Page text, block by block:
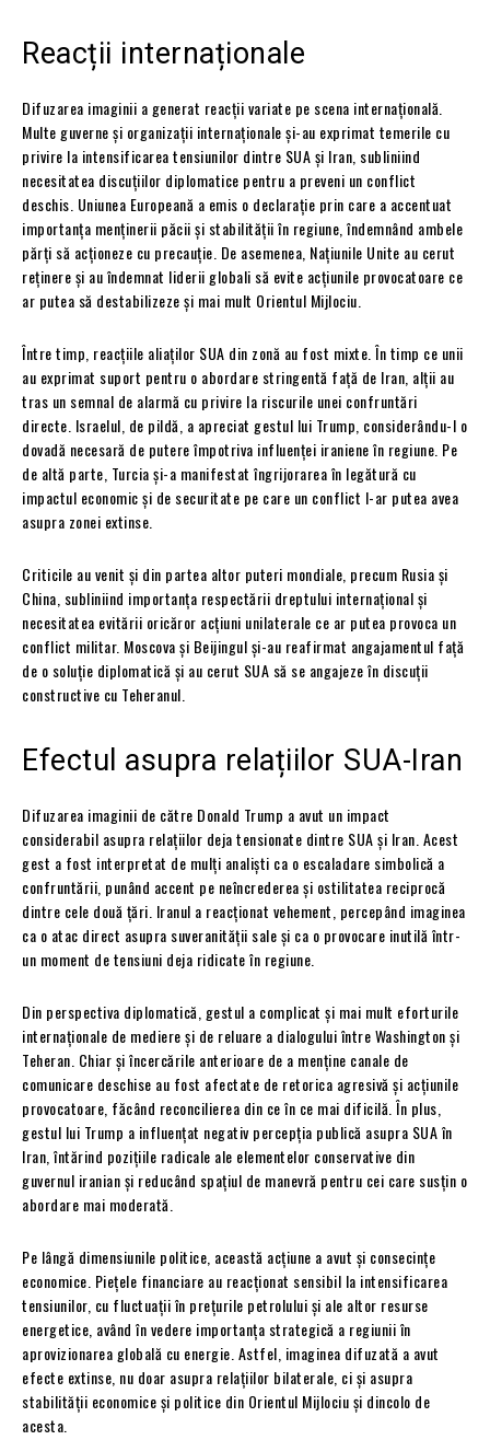
Reacții internaționale
Difuzarea imaginii a generat reacții variate pe scena internațională.
Multe guverne și organizații internaționale și-au exprimat temerile cu
privire la intensificarea tensiunilor dintre SUA și Iran, subliniind
necesitatea discuțiilor diplomatice pentru a preveni un conflict
deschis. Uniunea Europeană a emis o declarație prin care a accentuat
importanța menținerii păcii și stabilității în regiune, îndemnând ambele
părți să acționeze cu precauție. De asemenea, Națiunile Unite au cerut
reținere și au îndemnat liderii globali să evite acțiunile provocatoare ce
ar putea să destabilizeze și mai mult Orientul Mijlociu.
Între timp, reacțiile aliaților SUA din zonă au fost mixte. În timp ce unii
au exprimat suport pentru o abordare stringentă față de Iran, alții au
tras un semnal de alarmă cu privire la riscurile unei confruntări
directe. Israelul, de pildă, a apreciat gestul lui Trump, considerându-l o
dovadă necesară de putere împotriva influenței iraniene în regiune. Pe
de altă parte, Turcia și-a manifestat îngrijorarea în legătură cu
impactul economic și de securitate pe care un conflict l-ar putea avea
asupra zonei extinse.
Criticile au venit și din partea altor puteri mondiale, precum Rusia și
China, subliniind importanța respectării dreptului internațional și
necesitatea evitării oricăror acțiuni unilaterale ce ar putea provoca un
conflict militar. Moscova și Beijingul și-au reafirmat angajamentul față
de o soluție diplomatică și au cerut SUA să se angajeze în discuții
constructive cu Teheranul.
Efectul asupra relațiilor SUA-Iran
Difuzarea imaginii de către Donald Trump a avut un impact
considerabil asupra relațiilor deja tensionate dintre SUA și Iran. Acest
gest a fost interpretat de mulți analiști ca o escaladare simbolică a
confruntării, punând accent pe neîncrederea și ostilitatea reciprocă
dintre cele două țări. Iranul a reacționat vehement, percepând imaginea
ca o atac direct asupra suveranității sale și ca o provocare inutilă într-
un moment de tensiuni deja ridicate în regiune.
Din perspectiva diplomatică, gestul a complicat și mai mult eforturile
internaționale de mediere și de reluare a dialogului între Washington și
Teheran. Chiar și încercările anterioare de a menține canale de
comunicare deschise au fost afectate de retorica agresivă și acțiunile
provocatoare, făcând reconcilierea din ce în ce mai dificilă. În plus,
gestul lui Trump a influențat negativ percepția publică asupra SUA în
Iran, întărind pozițiile radicale ale elementelor conservative din
guvernul iranian și reducând spațiul de manevră pentru cei care susțin o
abordare mai moderată.
Pe lângă dimensiunile politice, această acțiune a avut și consecințe
economice. Piețele financiare au reacționat sensibil la intensificarea
tensiunilor, cu fluctuații în prețurile petrolului și ale altor resurse
energetice, având în vedere importanța strategică a regiunii în
aprovizionarea globală cu energie. Astfel, imaginea difuzată a avut
efecte extinse, nu doar asupra relațiilor bilaterale, ci și asupra
stabilității economice și politice din Orientul Mijlociu și dincolo de
acesta.